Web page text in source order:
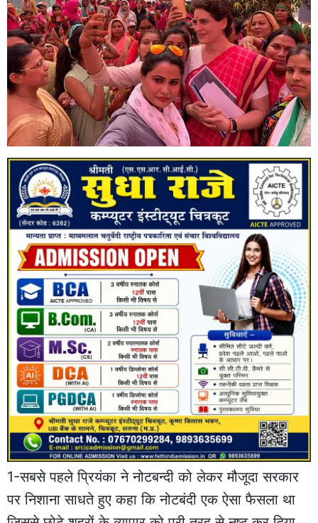
1-सबसे पहले प्रियंका ने नोटबन्दी को लेकर मौजूदा सरकार
पर निशाना साधते हुए कहा कि नोटबंदी एक ऐसा फैसला था